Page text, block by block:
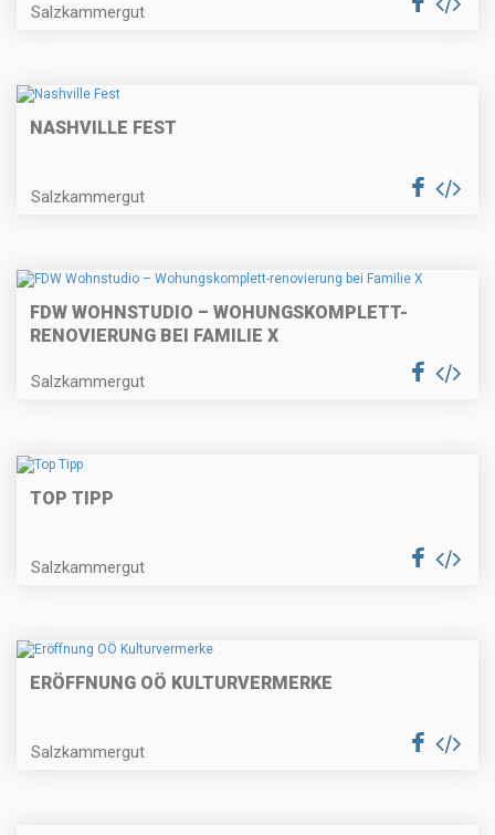
Salzkammergut
NASHVILLE FEST
Salzkammergut
FDW WOHNSTUDIO – WOHUNGSKOMPLETT-
RENOVIERUNG BEI FAMILIE X
Salzkammergut
TOP TIPP
Salzkammergut
ERÖFFNUNG OÖ KULTURVERMERKE
Salzkammergut